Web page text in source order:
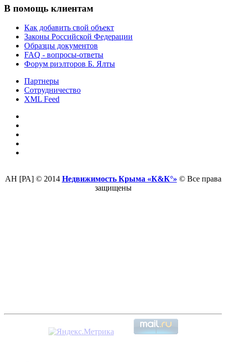
В помощь клиентам
Как добавить свой объект
Законы Российской Федерации
Образцы документов
FAQ - вопросы-ответы
Форум риэлторов Б. Ялты
Партнеры
Сотрудничество
XML Feed
АН [РА] © 2014 Недвижимость Крыма «К&К°» © Все права
защищены